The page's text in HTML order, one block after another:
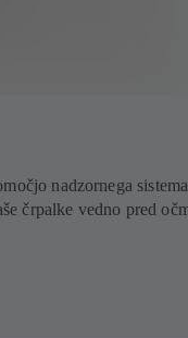
nadzornega
črpalke vedno pred